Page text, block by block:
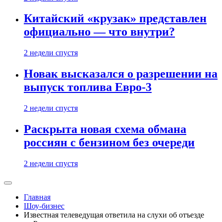
Китайский «крузак» представлен
официально — что внутри?
2 недели спустя
Новак высказался о разрешении на
выпуск топлива Евро-3
2 недели спустя
Раскрыта новая схема обмана
россиян с бензином без очереди
2 недели спустя
Главная
Шоу-бизнес
Известная телеведущая ответила на слухи об отъезде